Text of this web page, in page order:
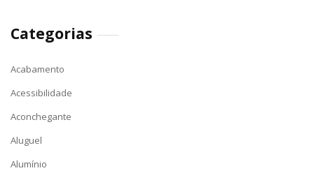
Categorias
Acabamento
Acessibilidade
Aconchegante
Aluguel
Alumínio